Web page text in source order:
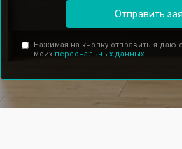
Отправить
Нажимая на кнопку отправить я даю
моих персональных данных.